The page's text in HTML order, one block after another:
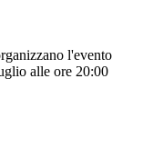
l'evento
alle ore 20:00